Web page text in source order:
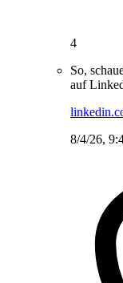
4
So,
auf
8/4/26,